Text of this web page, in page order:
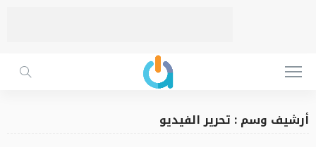
أرشيف وسم : تحرير الفيديو